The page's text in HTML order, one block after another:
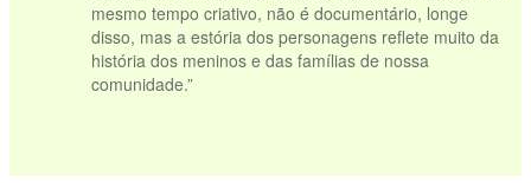
mesmo tempo criativo, não é documentário, longe
disso, mas a estória dos personagens reflete muito da
história dos meninos e das famílias de nossa
comunidade.”